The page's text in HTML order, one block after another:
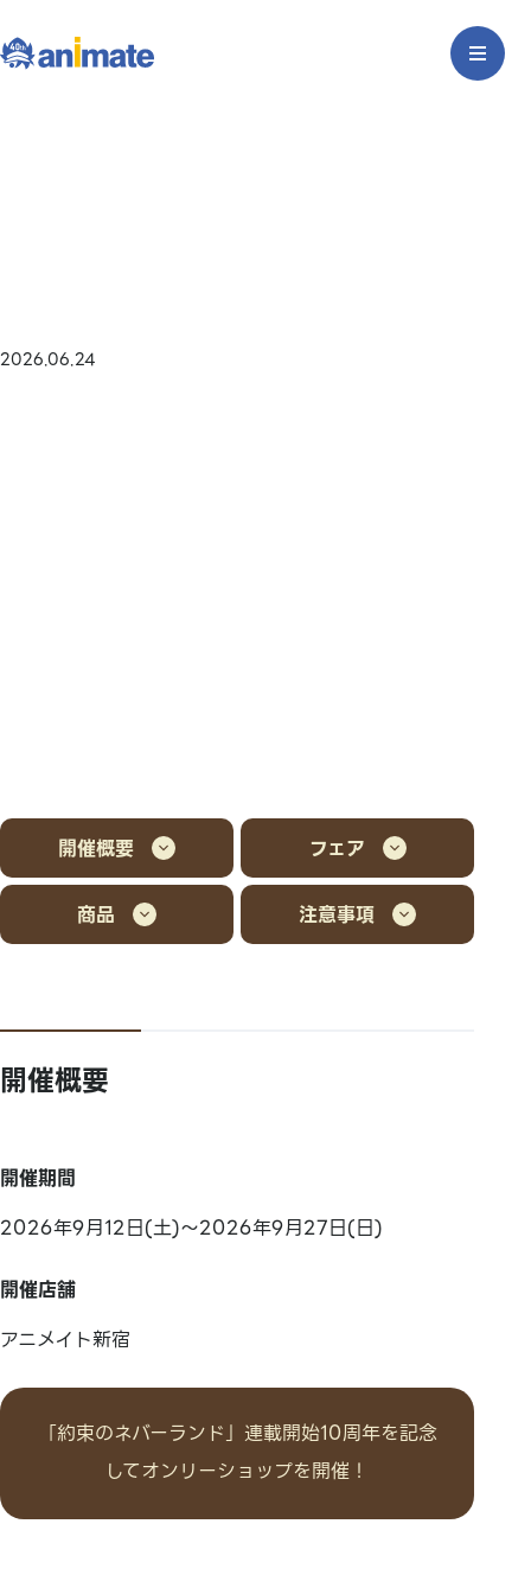
2026.06.24
開催概要 フェア
商品 注意事項
開催概要
開催期間
2026年9月12日(土)～2026年9月27日(日)
開催店舗
アニメイト新宿
「約束のネバーランド」連載開始10周年を記念
してオンリーショップを開催！